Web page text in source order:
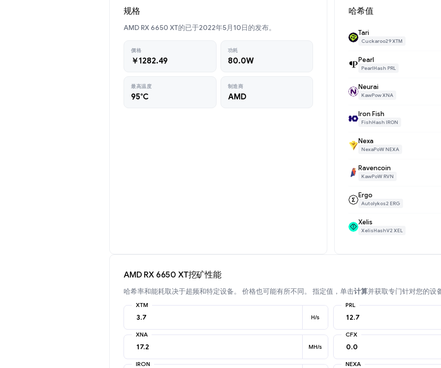
规格
AMD RX 6650 XT的已于2022年5月10日的发布。
價格
￥1282.49
功耗
80.0W
最高温度
95°C
制造商
AMD
哈希值
Tari
Cuckaroo29 XTM
Pearl
PearlHash PRL
Neurai
KawPow XNA
Iron Fish
FishHash IRON
Nexa
NexaPoW NEXA
Ravencoin
KawPoW RVN
Ergo
Autolykos2 ERG
Xelis
XelisHashV2 XEL
AMD RX 6650 XT挖矿性能
哈希率和能耗取决于超频和特定设备。 价格也可能有所不同。 指定值，单击计算并获取专门针对您的设
XTM
H/s
PRL
XNA
MH/s
CFX
IRON NEXA